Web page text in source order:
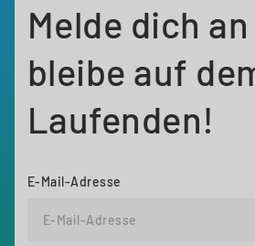
Melde dich
bleibe auf
Laufenden!
E-Mail-Adresse